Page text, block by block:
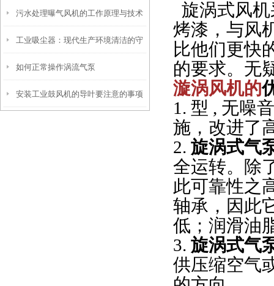
决
污水处理曝气风机的工作原理与技术
优势
工业吸尘器：现代生产环境清洁的守
护者
如何正常操作涡流气泵
安装工业鼓风机的导叶要注意的事项
旋涡式风
烤漆，与风
比他们更快
的要求。无
漩涡风机的
1. 型 , 无噪
施，改进了
2. 旋涡式气
全运转。除
此可靠性之
轴承，因此
低；润滑油
3. 旋涡式气
供压缩空气